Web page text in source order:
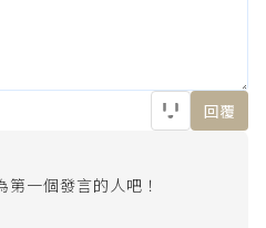
回覆
第一個發言的人吧！